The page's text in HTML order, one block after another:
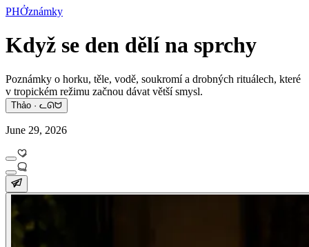
PHỞznámky
Když se den dělí na sprchy
Poznámky o horku, těle, vodě, soukromí a drobných rituálech, které
v tropickém režimu začnou dávat větší smysl.
Thảo · ᓚᘏᗢ
June 29, 2026